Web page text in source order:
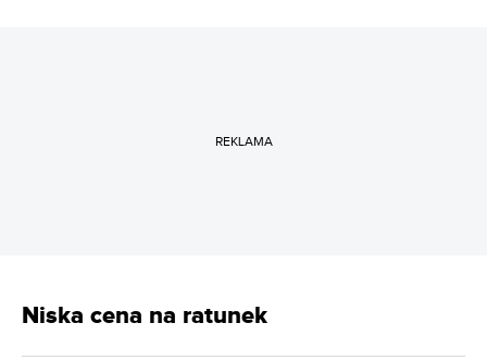
REKLAMA
Niska cena na ratunek